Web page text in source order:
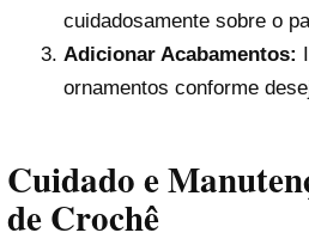
cuidadosamente sobre o
Adicionar Acabamentos:
ornamentos conforme
Cuidado e
de Crochê